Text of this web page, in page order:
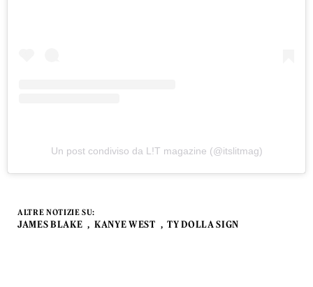
Un post condiviso da L!T magazine (@itslitmag)
ALTRE NOTIZIE SU:
JAMES BLAKE KANYE WEST TY DOLLA SIGN